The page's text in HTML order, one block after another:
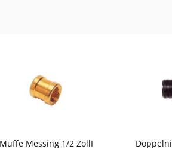
Doppelnippel, 1/4' x 1/4'